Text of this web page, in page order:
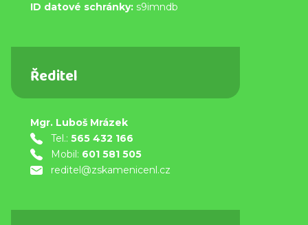
ID datové schránky: s9imndb
Ředitel
Mgr. Luboš Mrázek
Tel.: 565 432 166
Mobil: 601 581 505
reditel@zskamenicenl.cz